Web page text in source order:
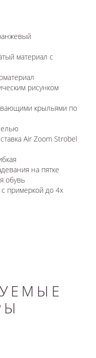
материал с
рисунком
крыльями по
Air Zoom Strobel
на пятке
обувь
примеркой до 4х